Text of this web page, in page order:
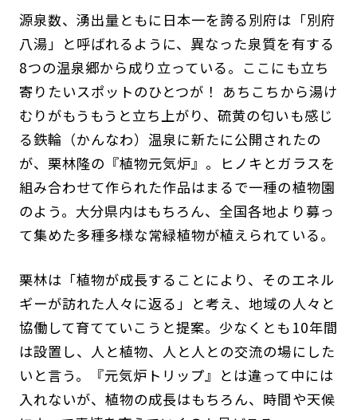
源泉数、湧出量ともに日本一を誇る別府は「別府
八湯」と呼ばれるように、異なった泉質を有する
8つの温泉郷から成り立っている。ここにも立ち
寄りたいスポットのひとつが！ あちこちから湯け
むりがもうもうと立ち上がり、硫黄の匂いも感じ
る鉄輪（かんなわ）温泉に新たに公開されたの
が、栗林隆の『植物元気炉』。ヒノキとガラスを
組み合わせて作られた作品はまるで一種の植物園
のよう。大分県内はもちろん、全国各地より募っ
て集めた多種多様な常緑植物が植えられている。
栗林は「植物が成長することにより、そのエネル
ギーが訪れた人々に返る」と考え、地域の人々と
協働して育てていこうと提案。少なくとも10年間
は設置し、人と植物、人と人との交流の場にした
いと言う。『元気炉トリップ』とは違って中には
入れないが、植物の成長はもちろん、時間や天候